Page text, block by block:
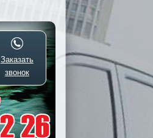
Заказать
звонок